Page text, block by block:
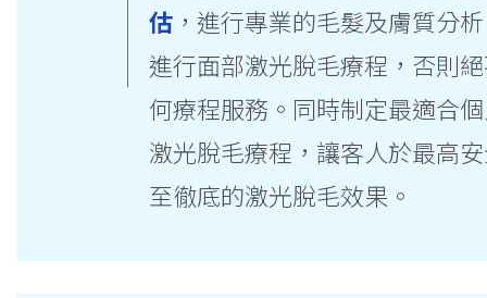
估，進行專業的毛髮及膚質分
進行面部激光脫毛療程，否則
何療程服務。同時制定最適合
激光脫毛療程，讓客人於最高
至徹底的激光脫毛效果。